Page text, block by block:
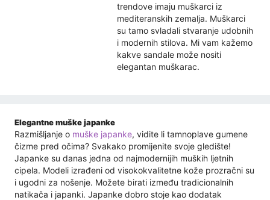
trendove imaju muškarci iz
mediteranskih zemalja. Muškarci
su tamo svladali stvaranje udobnih
i modernih stilova. Mi vam kažemo
kakve sandale može nositi
elegantan muškarac.
Elegantne muške japanke
Razmišljanje o muške japanke, vidite li tamnoplave gumene
čizme pred očima? Svakako promijenite svoje gledište!
Japanke su danas jedna od najmodernijih muških ljetnih
cipela. Modeli izrađeni od visokokvalitetne kože prozračni su
i ugodni za nošenje. Možete birati između tradicionalnih
natikača i japanki. Japanke dobro stoje kao dodatak